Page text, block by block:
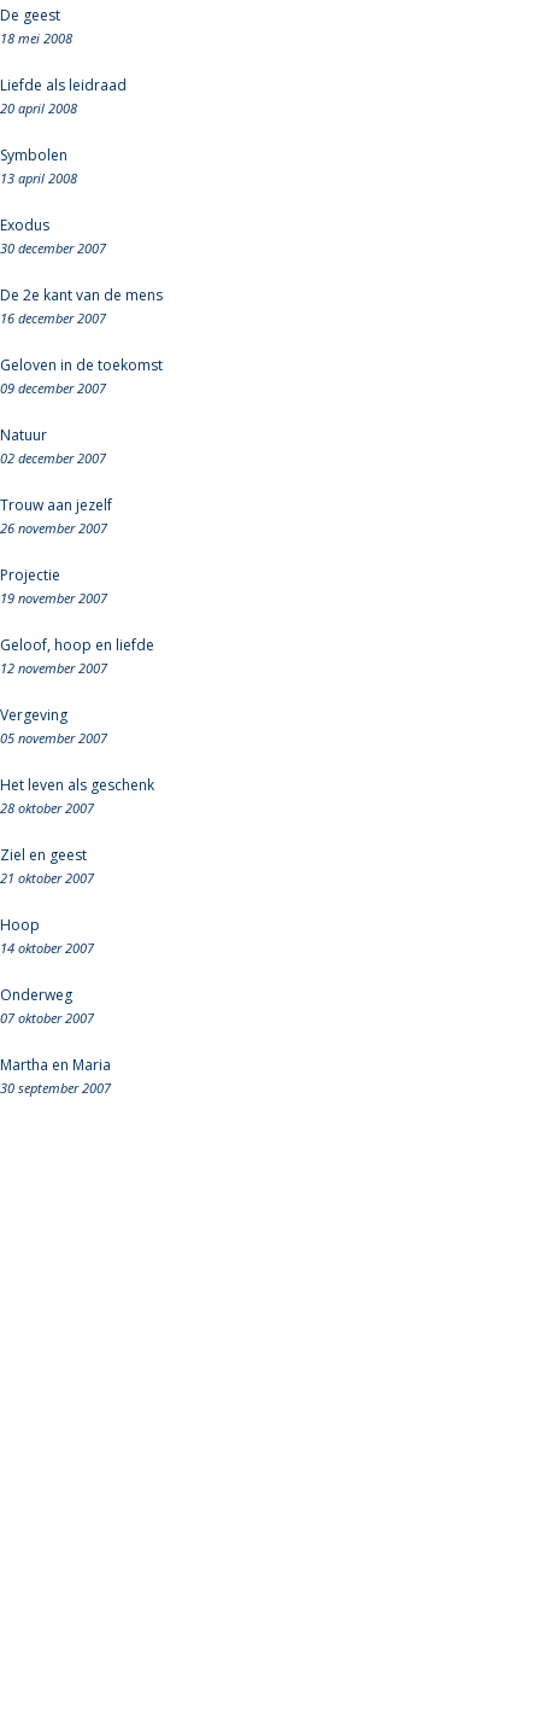
De geest
18 mei 2008
Liefde als leidraad
20 april 2008
Symbolen
13 april 2008
Exodus
30 december 2007
De 2e kant van de mens
16 december 2007
Geloven in de toekomst
09 december 2007
Natuur
02 december 2007
Trouw aan jezelf
26 november 2007
Projectie
19 november 2007
Geloof, hoop en liefde
12 november 2007
Vergeving
05 november 2007
Het leven als geschenk
28 oktober 2007
Ziel en geest
21 oktober 2007
Hoop
14 oktober 2007
Onderweg
07 oktober 2007
Martha en Maria
30 september 2007